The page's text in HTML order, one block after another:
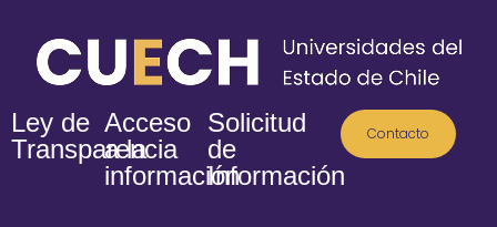
Ley de
Transparencia
Acceso
a la
información
Solicitud
de
Información
Contacto